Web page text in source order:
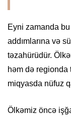
Eyni zamanda
addımlarına və
təzahürüdür.
həm də regionda
miqyasda nüfuz
Ölkəmiz öncə